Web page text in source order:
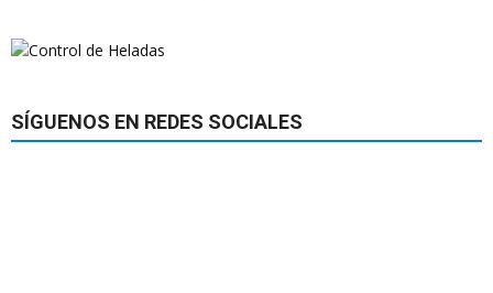
SÍGUENOS EN REDES SOCIALES